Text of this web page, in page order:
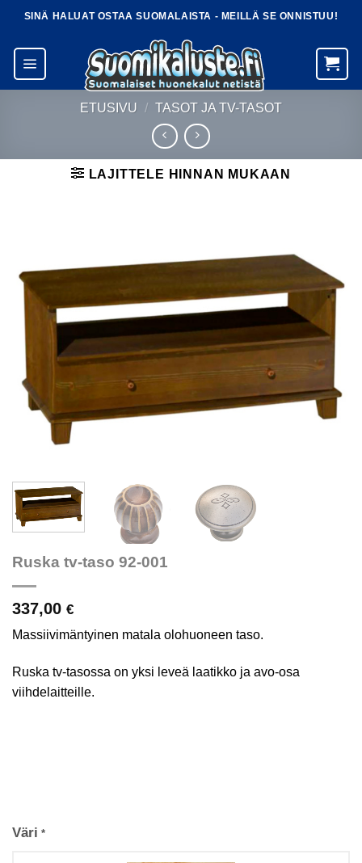
Skip
content
SINÄ HALUAT OSTAA SUOMALAISTA - MEILLÄ SE ONNISTUU!
ETUSIVU / TASOT JA TV-TASOT
LAJITTELE HINNAN MUKAAN
Ruska tv-taso 92-001
337,00 €
Massiivimäntyinen matala olohuoneen taso.
Ruska tv-tasossa on yksi leveä laatikko ja avo-osa
viihdelaitteille.
Väri *